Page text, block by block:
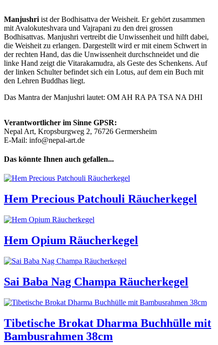
Manjushri ist der Bodhisattva der Weisheit. Er gehört zusammen
mit Avalokuteshvara und Vajrapani zu den drei grossen
Bodhisattvas. Manjushri vertreibt die Unwissenheit und hilft dabei,
die Weisheit zu erlangen. Dargestellt wird er mit einem Schwert in
der rechten Hand, das die Unwissenheit durchschneidet und die
linke Hand zeigt die Vitarakamudra, als Geste des Schenkens. Auf
der linken Schulter befindet sich ein Lotus, auf dem ein Buch mit
den Lehren Buddhas liegt.
Das Mantra der Manjushri lautet: OM AH RA PA TSA NA DHI
Verantwortlicher im Sinne GPSR:
Nepal Art, Kropsburgweg 2, 76726 Germersheim
E-Mail: info@nepal-art.de
Das könnte Ihnen auch gefallen...
Hem Precious Patchouli Räucherkegel
Hem Opium Räucherkegel
Sai Baba Nag Champa Räucherkegel
Tibetische Brokat Dharma Buchhülle mit
Bambusrahmen 38cm